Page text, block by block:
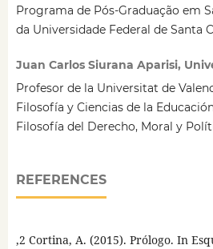
Programa de Pós-Graduação em
da Universidade Federal de Santa
Juan Carlos Siurana Aparisi,
Profesor de la Universitat de
Filosofía y Ciencias de la
Filosofía del Derecho, Moral y
REFERENCES
,2 Cortina, A. (2015). Prólogo. In